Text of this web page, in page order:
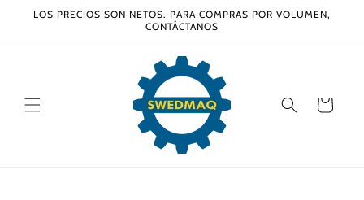
directamente
LOS PRECIOS SON NETOS. PARA COMPRAS POR VOLUMEN,
CONTÁCTANOS
Carrito